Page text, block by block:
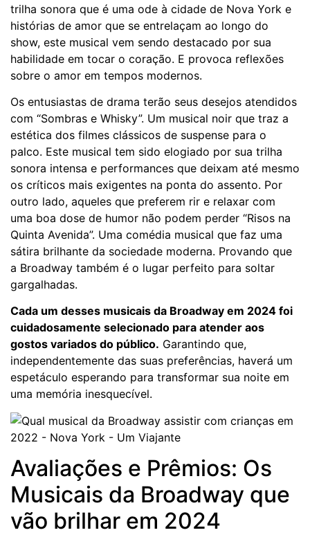
trilha sonora que é uma ode à cidade de Nova York e
histórias de amor que se entrelaçam ao longo do
show, este musical vem sendo destacado por sua
habilidade em tocar o coração. E provoca reflexões
sobre o amor em tempos modernos.
Os entusiastas de drama terão seus desejos atendidos
com “Sombras e Whisky”. Um musical noir que traz a
estética dos filmes clássicos de suspense para o
palco. Este musical tem sido elogiado por sua trilha
sonora intensa e performances que deixam até mesmo
os críticos mais exigentes na ponta do assento. Por
outro lado, aqueles que preferem rir e relaxar com
uma boa dose de humor não podem perder “Risos na
Quinta Avenida”. Uma comédia musical que faz uma
sátira brilhante da sociedade moderna. Provando que
a Broadway também é o lugar perfeito para soltar
gargalhadas.
Cada um desses musicais da Broadway em 2024 foi
cuidadosamente selecionado para atender aos
gostos variados do público. Garantindo que,
independentemente das suas preferências, haverá um
espetáculo esperando para transformar sua noite em
uma memória inesquecível.
Avaliações e Prêmios: Os
Musicais da Broadway que
vão brilhar em 2024